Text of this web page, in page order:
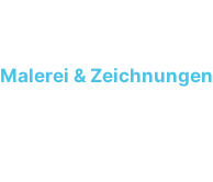
Malerei & Zeichnungen